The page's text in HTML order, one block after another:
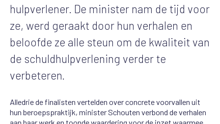
hulpverlener. De minister nam de tijd voor
ze, werd geraakt door hun verhalen en
beloofde ze alle steun om de kwaliteit van
de schuldhulpverlening verder te
verbeteren.
Alledrie de finalisten vertelden over concrete voorvallen uit
hun beroepspraktijk, minister Schouten verbond de verhalen